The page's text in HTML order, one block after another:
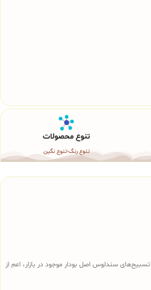
تنوع محصولات
تنوع رنگ-تنوع نگین
سندلوس‌ اصل بودار موجود در بازار، اعم از